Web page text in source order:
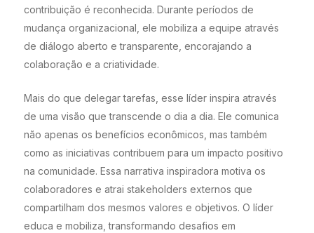
contribuição é reconhecida. Durante períodos de
mudança organizacional, ele mobiliza a equipe através
de diálogo aberto e transparente, encorajando a
colaboração e a criatividade.
Mais do que delegar tarefas, esse líder inspira através
de uma visão que transcende o dia a dia. Ele comunica
não apenas os benefícios econômicos, mas também
como as iniciativas contribuem para um impacto positivo
na comunidade. Essa narrativa inspiradora motiva os
colaboradores e atrai stakeholders externos que
compartilham dos mesmos valores e objetivos. O líder
educa e mobiliza, transformando desafios em